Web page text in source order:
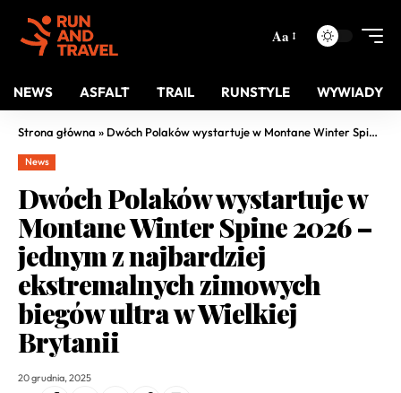
Aa
NEWS ASFALT TRAIL RUNSTYLE WYWIADY
Strona główna » Dwóch Polaków wystartuje w Montane Winter Spine 2026 – jednym z najbardziej ekstremalnych zimowych biegów ultra w Wielkiej Brytanii
News
Dwóch Polaków wystartuje w
Montane Winter Spine 2026 –
jednym z najbardziej
ekstremalnych zimowych
biegów ultra w Wielkiej
Brytanii
20 grudnia, 2025